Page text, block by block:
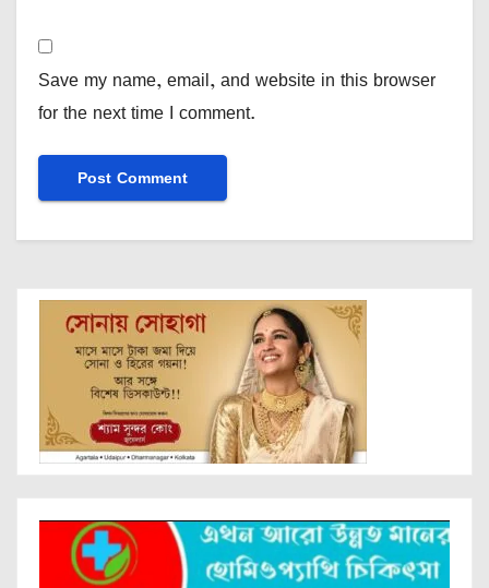
Save my name, email, and website in this browser
for the next time I comment.